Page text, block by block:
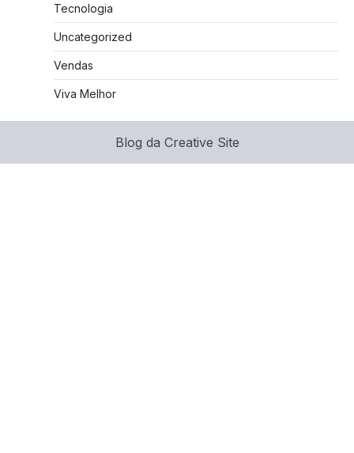
Tecnologia
Uncategorized
Vendas
Viva Melhor
Blog da Creative Site